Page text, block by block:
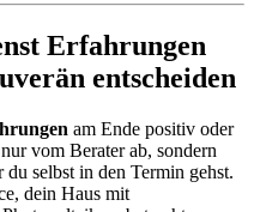
Erfahrungen
entscheiden
am Ende positiv oder
vom Berater ab, sondern
selbst in den Termin gehst.
dein Haus mit